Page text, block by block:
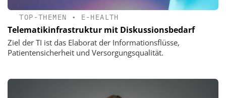
TOP-THEMEN • E-HEALTH
Telematikinfrastruktur mit Diskussionsbedarf
Ziel der TI ist das Elaborat der Informationsflüsse,
Patientensicherheit und Versorgungsqualität.